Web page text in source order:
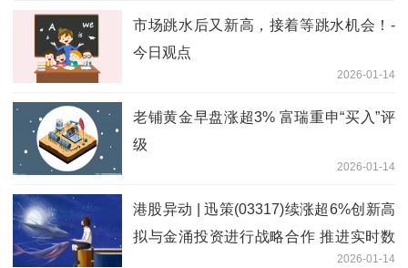
市场跳水后又新高，接着等跳水机会！-
今日观点
2026-01-14
老铺黄金早盘涨超3% 富瑞重申“买入”评
级
2026-01-14
港股异动 | 迅策(03317)续涨超6%创新高
拟与金涌投资进行战略合作 推进实时数
2026-01-14